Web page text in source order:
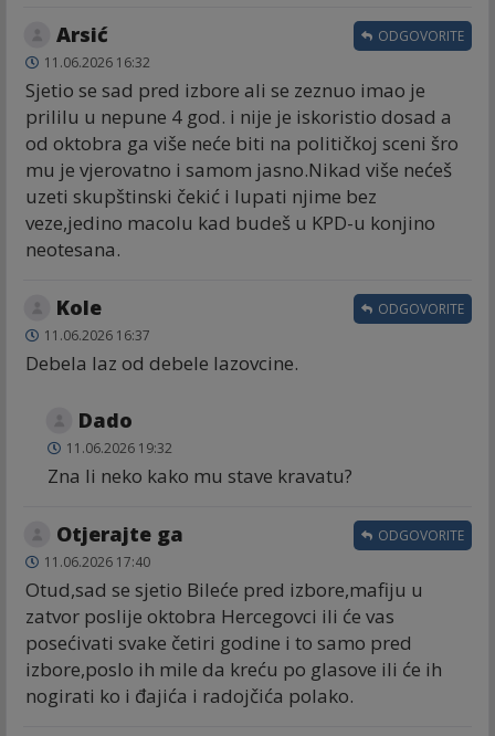
Arsić
11.06.2026 16:32
Sjetio se sad pred izbore ali se zeznuo imao je
prililu u nepune 4 god. i nije je iskoristio dosad a
od oktobra ga više neće biti na političkoj sceni šro
mu je vjerovatno i samom jasno.Nikad više nećeš
uzeti skupštinski čekić i lupati njime bez
veze,jedino macolu kad budeš u KPD-u konjino
neotesana.
ODGOVORITE
Kole
11.06.2026 16:37
Debela laz od debele lazovcine.
ODGOVORITE
Dado
11.06.2026 19:32
Zna li neko kako mu stave kravatu?
Otjerajte ga
11.06.2026 17:40
Otud,sad se sjetio Bileće pred izbore,mafiju u
zatvor poslije oktobra Hercegovci ili će vas
posećivati svake četiri godine i to samo pred
izbore,poslo ih mile da kreću po glasove ili će ih
nogirati ko i đajića i radojčića polako.
ODGOVORITE